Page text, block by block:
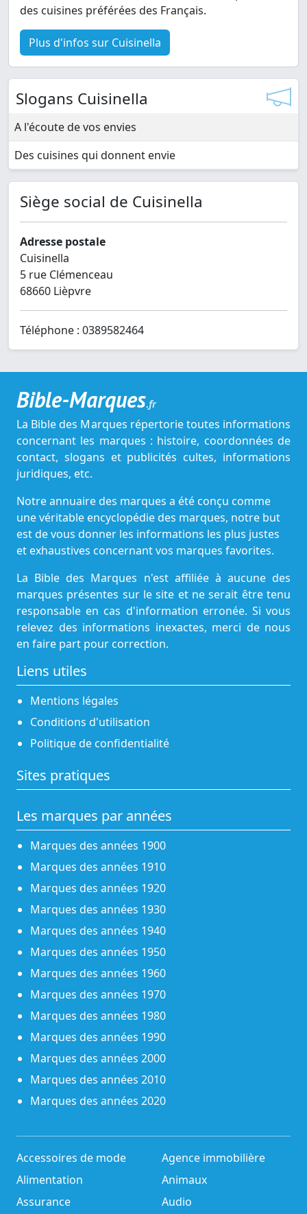
des cuisines préférées des Français.
Plus d'infos sur Cuisinella
Slogans Cuisinella
A l'écoute de vos envies
Des cuisines qui donnent envie
Siège social de Cuisinella
Adresse postale
Cuisinella
5 rue Clémenceau
68660 Lièpvre
Téléphone : 0389582464
Bible-Marques.fr
La Bible des Marques répertorie toutes informations
concernant les marques : histoire, coordonnées de
contact, slogans et publicités cultes, informations
juridiques, etc.
Notre annuaire des marques a été conçu comme
une véritable encyclopédie des marques, notre but
est de vous donner les informations les plus justes
et exhaustives concernant vos marques favorites.
La Bible des Marques n'est affiliée à aucune des
marques présentes sur le site et ne serait être tenu
responsable en cas d'information erronée. Si vous
relevez des informations inexactes, merci de nous
en faire part pour correction.
Liens utiles
Mentions légales
Conditions d'utilisation
Politique de confidentialité
Sites pratiques
Les marques par années
Marques des années 1900
Marques des années 1910
Marques des années 1920
Marques des années 1930
Marques des années 1940
Marques des années 1950
Marques des années 1960
Marques des années 1970
Marques des années 1980
Marques des années 1990
Marques des années 2000
Marques des années 2010
Marques des années 2020
Accessoires de mode
Agence immobilière
Alimentation
Animaux
Assurance
Audio